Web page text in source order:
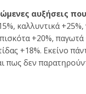
αυξήσεις
καλλυντικά
+20%, παγωτά
+18%. Εκείνο
πως δεν